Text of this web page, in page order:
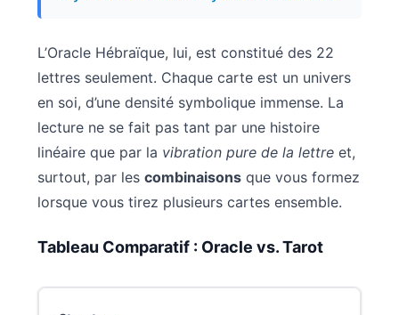
L’Oracle Hébraïque, lui, est constitué des 22
lettres seulement. Chaque carte est un univers
en soi, d’une densité symbolique immense. La
lecture ne se fait pas tant par une histoire
linéaire que par la vibration pure de la lettre et,
surtout, par les combinaisons que vous formez
lorsque vous tirez plusieurs cartes ensemble.
Tableau Comparatif : Oracle vs. Tarot